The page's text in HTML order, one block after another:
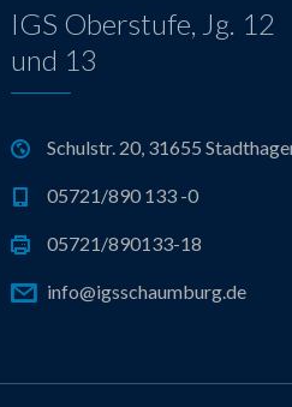
IGS Oberstufe, Jg. 12
und 13
Schulstr. 20, 31655
05721/890 133 -0
05721/890133-18
info@igsschaumburg.de